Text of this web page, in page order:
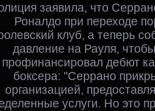
заявила, что
Роналдо при переходе
клуб, а теперь
давление на Рауля,
профинансировал дебют
боксера: "Серрано
организацией,
услуги. Но это